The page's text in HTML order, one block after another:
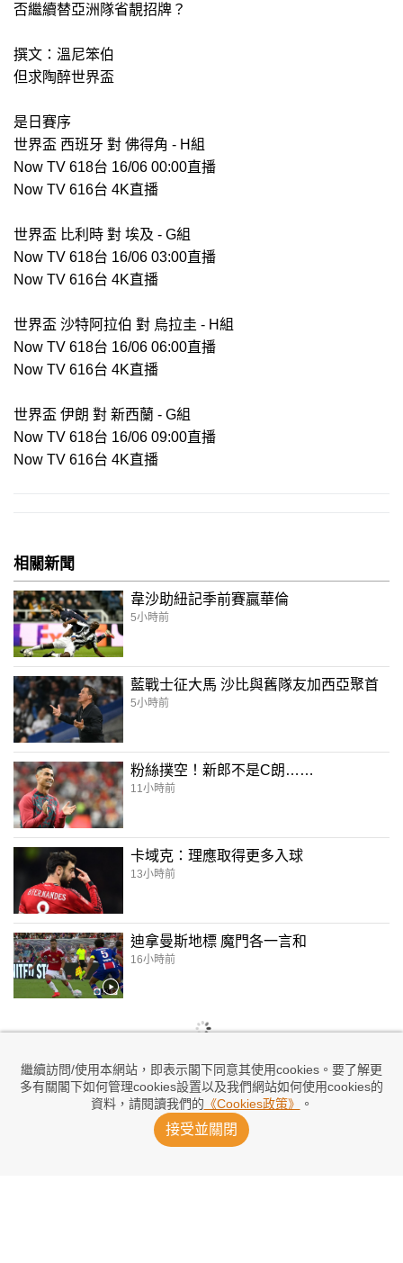
繼續訪問/使用本網站，即表示閣下同意其使用cookies。要了解更
多有關閣下如何管理cookies設置以及我們網站如何使用cookies的
資料，請閱讀我們的 《Cookies政策》 。
接受並關閉
否繼續替亞洲隊省靚招牌？
撰文：溫尼笨伯
但求陶醉世界盃
是日賽序
世界盃 西班牙 對 佛得角 - H組
Now TV 618台 16/06 00:00直播
Now TV 616台 4K直播
世界盃 比利時 對 埃及 - G組
Now TV 618台 16/06 03:00直播
Now TV 616台 4K直播
世界盃 沙特阿拉伯 對 烏拉圭 - H組
Now TV 618台 16/06 06:00直播
Now TV 616台 4K直播
世界盃 伊朗 對 新西蘭 - G組
Now TV 618台 16/06 09:00直播
Now TV 616台 4K直播
相關新聞
韋沙助紐記季前賽贏華倫
5小時前
藍戰士征大馬 沙比與舊隊友加西亞聚首
5小時前
粉絲撲空！新郎不是C朗……
11小時前
卡域克：理應取得更多入球
13小時前
迪拿曼斯地標 魔門各一言和
16小時前